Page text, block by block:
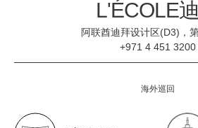
L'ÉCOLE
阿联酋迪拜设计区(D3)，
+971 4 451 3200
海外巡回